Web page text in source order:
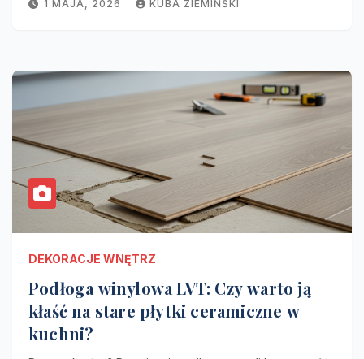
1 MAJA, 2026 KUBA ZIEMIŃŚKI
DEKORACJE WNĘTRZ
Podłoga winylowa LVT: Czy warto ją
kłaść na stare płytki ceramiczne w
kuchni?